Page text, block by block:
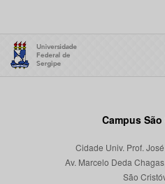
Campus
Cidade Univ. Prof.
Av. Marcelo Deda
São